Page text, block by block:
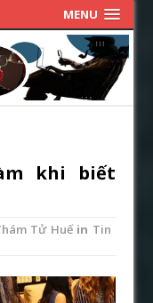
MENU
khi biết
Tử Huếin Tin